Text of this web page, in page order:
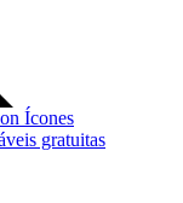
Ícones
gratuitas